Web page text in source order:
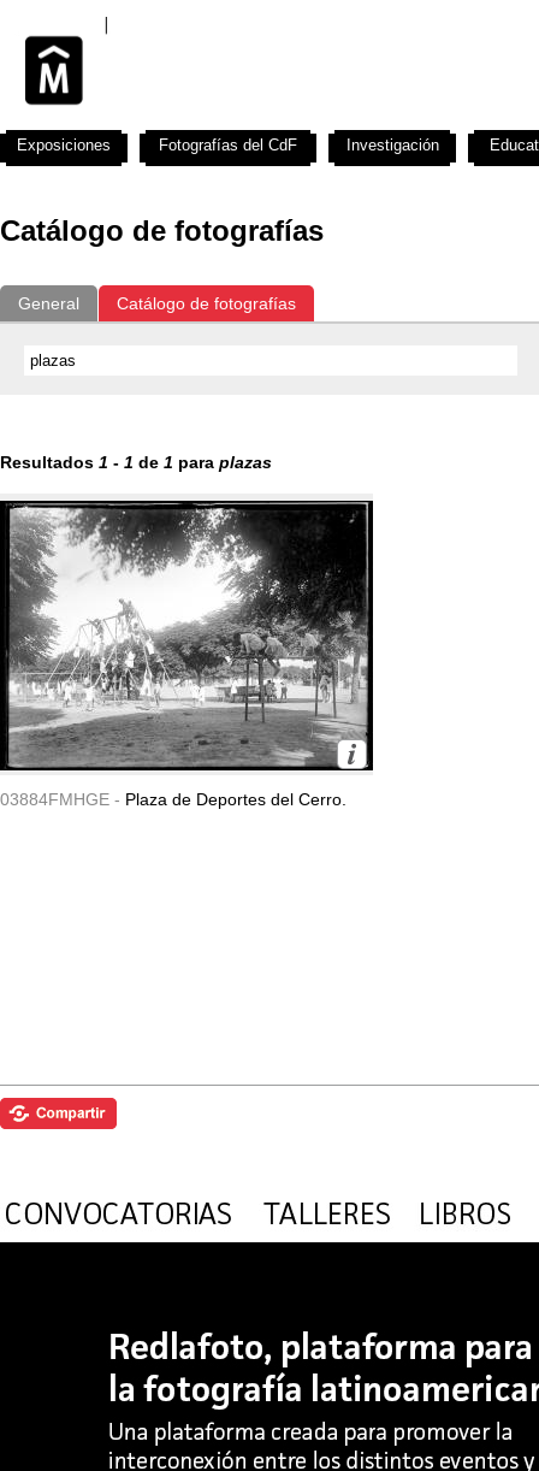
Catálogo de fotografías
General Catálogo de fotografías
Resultados 1 - 1 de 1 para plazas
03884FMHGE - Plaza de Deportes del Cerro.
Exposiciones Fotografías del CdF Investigación